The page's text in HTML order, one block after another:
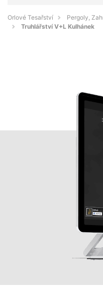
Orlové Tesařství
Pergoly,
Truhlářství V+L Kulhánek